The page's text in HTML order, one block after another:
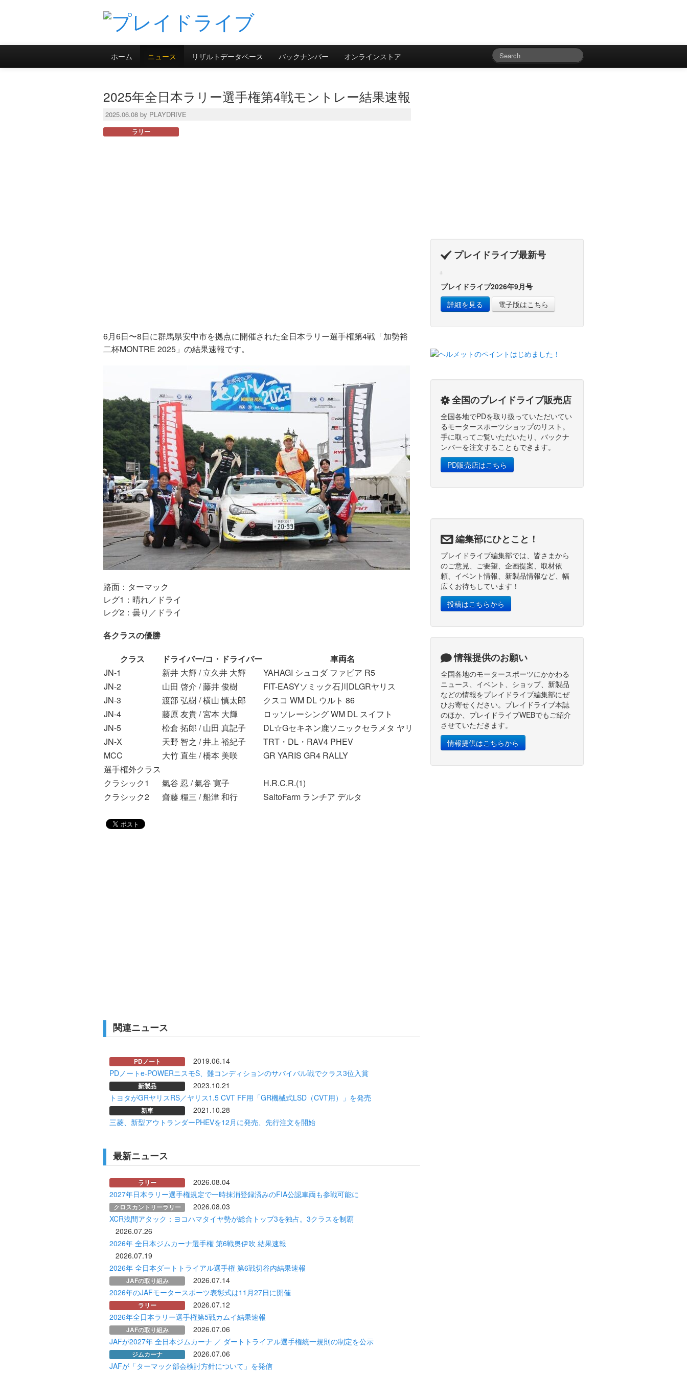
ホーム ニュース リザルトデータベース バックナンバー オンラインストア
2025年全日本ラリー選手権第4戦モントレー結果速報
2025.06.08 by PLAYDRIVE
ラリー
6月6日〜8日に群馬県安中市を拠点に開催された全日本ラリー選手権第4戦「加勢裕
二杯MONTRE 2025」の結果速報です。
路面：ターマック
レグ1：晴れ／ドライ
レグ2：曇り／ドライ
各クラスの優勝
クラス
ドライバー/コ・ドライバー 車両名
Time
JN-1
新井 大輝 / 立久井 大輝 YAHAGI シュコダ ファビア R5
53:53.6
JN-2
山田 啓介 / 藤井 俊樹 FIT-EASYソミック石川DLGRヤリス
56:15.1
JN-3
渡部 弘樹 / 横山 慎太郎 クスコ WM DL ウルト 86
58:54.7
JN-4
藤原 友貴 / 宮本 大輝 ロッソレーシング WM DL スイフト
58:34.2
JN-5
松倉 拓郎 / 山田 真記子 DL☆Gセキネン鹿ソニックセラメタ ヤリス
1:00:26.9
JN-X
天野 智之 / 井上 裕紀子 TRT・DL・RAV4 PHEV
1:02:17.2
MCC
大竹 直生 / 橋本 美咲 GR YARIS GR4 RALLY
選手権外クラス
クラシック1
氣谷 忍 / 氣谷 寛子 H.R.C.R.(1)
クラシック2
齋藤 糧三 / 船津 和行 SaitoFarm ランチア デルタ
関連ニュース
PDノート
2019.06.14
PDノートe-POWERニスモS、難コンディションのサバイバル戦でクラス3位入賞
新製品
2023.10.21
トヨタがGRヤリスRS／ヤリス1.5 CVT FF用「GR機械式LSD（CVT用）」を発売
新車
2021.10.28
三菱、新型アウトランダーPHEVを12月に発売、先行注文を開始
最新ニュース
ラリー
2026.08.04
2027年日本ラリー選手権規定で一時抹消登録済みのFIA公認車両も参戦可能に
クロスカントリーラリー
2026.08.03
XCR浅間アタック：ヨコハマタイヤ勢が総合トップ3を独占。3クラスを制覇
2026.07.26
2026年 全日本ジムカーナ選手権 第6戦奥伊吹 結果速報
2026.07.19
2026年 全日本ダートトライアル選手権 第6戦切谷内結果速報
JAFの取り組み
2026.07.14
2026年のJAFモータースポーツ表彰式は11月27日に開催
ラリー
2026.07.12
2026年全日本ラリー選手権第5戦カムイ結果速報
JAFの取り組み
2026.07.06
JAFが2027年 全日本ジムカーナ ／ ダートトライアル選手権統一規則の制定を公示
ジムカーナ
2026.07.06
JAFが「ターマック部会検討方針について」を発信
.プレイドライブ最新号
プレイドライブ2026年9月号
詳細を見る
電子版はこちら
S全国のプレイドライブ販売店
全国各地でPDを取り扱っていただいてい
るモータースポーツショップのリスト。
手に取ってご覧いただいたり、バックナ
ンバーを注文することもできます。
PD販売店はこちら
@編集部にひとこと！
プレイドライブ編集部では、皆さまから
のご意見、ご要望、企画提案、取材依
頼、イベント情報、新製品情報など、幅
広くお待ちしています！
投稿はこちらから
d情報提供のお願い
全国各地のモータースポーツにかかわる
ニュース、イベント、ショップ、新製品
などの情報をプレイドライブ編集部にぜ
ひお寄せください。プレイドライブ本誌
のほか、プレイドライブWEBでもご紹介
させていただきます。
情報提供はこちらから